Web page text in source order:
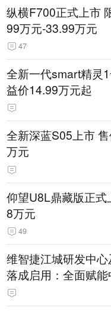
纵横F700正式上市
99万元-33.99万元
47
全新一代smart精灵
益价14.99万元起
全新深蓝S05上市
万元
仰望U8L鼎藏版正
8万元
49
维智捷江城研发中
落成启用：全面赋